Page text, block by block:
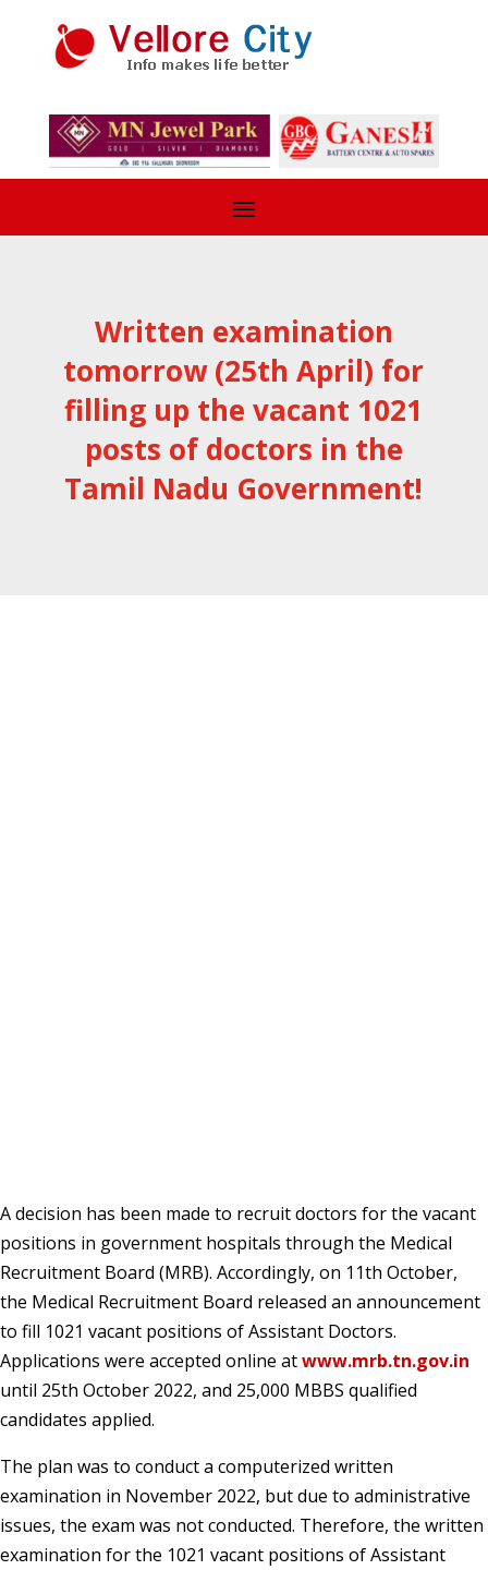
Written examination
tomorrow (25th April) for
filling up the vacant 1021
posts of doctors in the
Tamil Nadu Government!
A decision has been made to recruit doctors for the vacant
positions in government hospitals through the Medical
Recruitment Board (MRB). Accordingly, on 11th October,
the Medical Recruitment Board released an announcement
to fill 1021 vacant positions of Assistant Doctors.
Applications were accepted online atwww.mrb.tn.gov.in
until 25th October 2022, and 25,000 MBBS qualified
candidates applied.
The plan was to conduct a computerized written
examination in November 2022, but due to administrative
issues, the exam was not conducted. Therefore, the written
examination for the 1021 vacant positions of Assistant